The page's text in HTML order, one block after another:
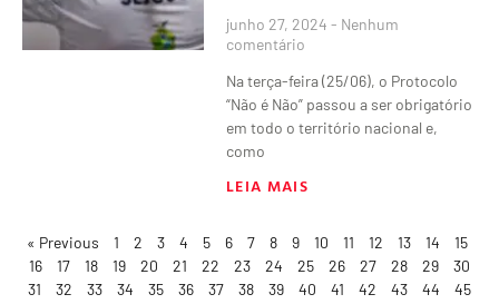
junho 27, 2024 Nenhum
comentário
Na terça-feira (25/06), o Protocolo
“Não é Não” passou a ser obrigatório
em todo o território nacional e,
como
LEIA MAIS
« Previous 1 2 3 4 5 6 7 8 9 10 11 12 13 14
15
16
17 18 19 20 21 22 23 24 25 26 27 28 29
30
31
32 33 34 35 36 37 38 39 40 41 42 43 44
45